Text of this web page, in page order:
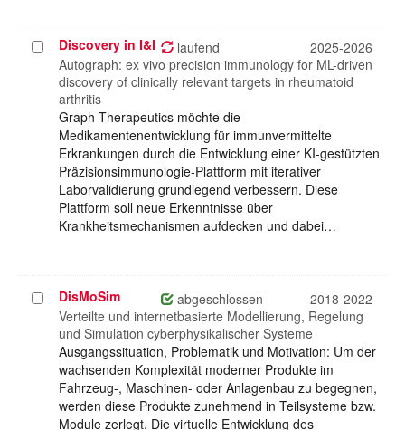
Projekt
auswählen
Discovery in I&I laufend
2025-2026
Autograph: ex vivo precision immunology for ML-driven
discovery of clinically relevant targets in rheumatoid
arthritis
Graph Therapeutics möchte die
Medikamentenentwicklung für immunvermittelte
Erkrankungen durch die Entwicklung einer KI-gestützten
Präzisionsimmunologie-Plattform mit iterativer
Laborvalidierung grundlegend verbessern. Diese
Plattform soll neue Erkenntnisse über
Krankheitsmechanismen aufdecken und dabei…
Projekt
auswählen
DisMoSim abgeschlossen
2018-2022
Verteilte und internetbasierte Modellierung, Regelung
und Simulation cyberphysikalischer Systeme
Ausgangssituation, Problematik und Motivation: Um der
wachsenden Komplexität moderner Produkte im
Fahrzeug-, Maschinen- oder Anlagenbau zu begegnen,
werden diese Produkte zunehmend in Teilsysteme bzw.
Module zerlegt. Die virtuelle Entwicklung des